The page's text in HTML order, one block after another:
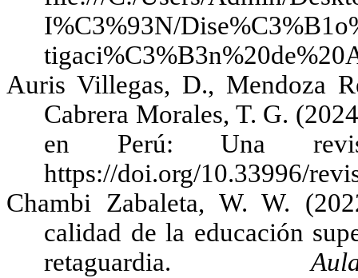
I%C3%93N/
Auris Villegas, D., Mendoza
Cabrera Morales, T. G.
en Perú: Una
https://doi.org/10.33996/
Chambi Zabaleta, W. W.
calidad de la educación
retaguardia.